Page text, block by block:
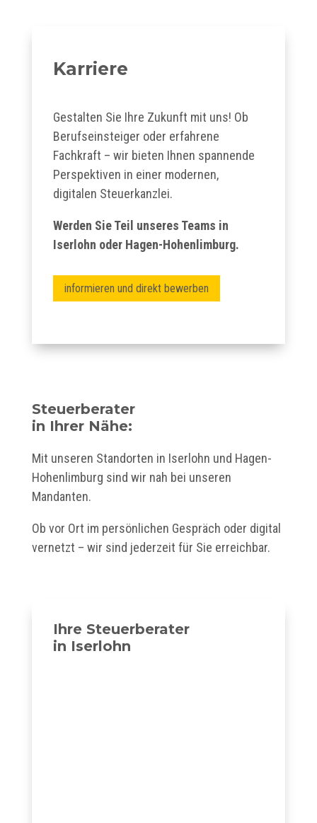
Karriere
Gestalten Sie Ihre Zukunft mit uns! Ob
Berufseinsteiger oder erfahrene
Fachkraft – wir bieten Ihnen spannende
Perspektiven in einer modernen,
digitalen Steuerkanzlei.
Werden Sie Teil unseres Teams in
Iserlohn oder Hagen-Hohenlimburg.
informieren und direkt bewerben
Steuerberater
in Ihrer Nähe:
Mit unseren Standorten in Iserlohn und Hagen-
Hohenlimburg sind wir nah bei unseren
Mandanten.
Ob vor Ort im persönlichen Gespräch oder digital
vernetzt – wir sind jederzeit für Sie erreichbar.
Ihre Steuerberater
in Iserlohn